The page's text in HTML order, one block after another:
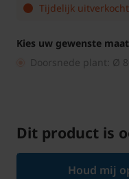
Tijdelijk uitverkocht
Kies uw gewenste
Doorsnede plant: Ø
Dit product is
Houd mij